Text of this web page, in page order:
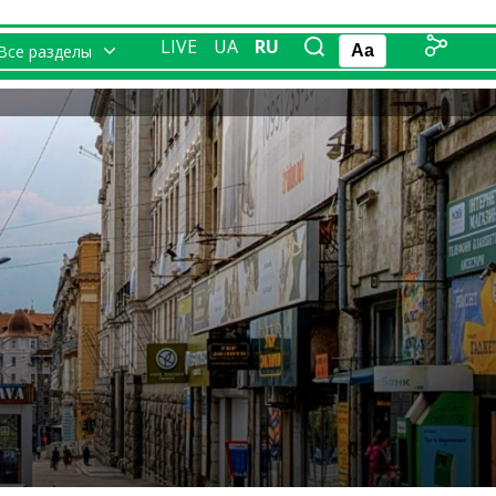
разделы LIVE UA RU Aa